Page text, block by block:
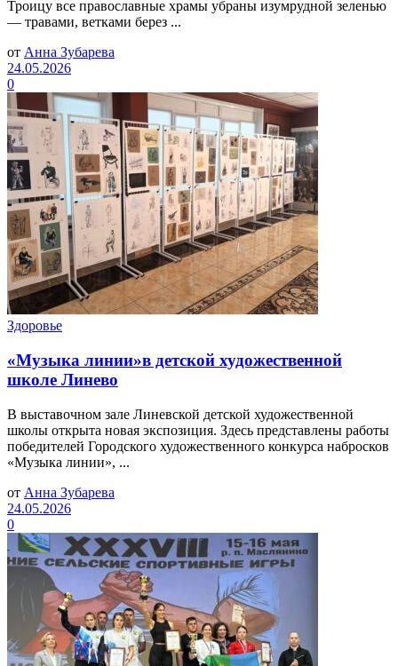
Троицу все православные храмы убраны изумрудной зеленью
— травами, ветками берез ...
от Анна Зубарева
24.05.2026
0
Здоровье
«Музыка линии»в детской художественной
школе Линево
В выставочном зале Линевской детской художественной
школы открыта новая экспозиция. Здесь представлены работы
победителей Городского художественного конкурса набросков
«Музыка линии», ...
от Анна Зубарева
24.05.2026
0